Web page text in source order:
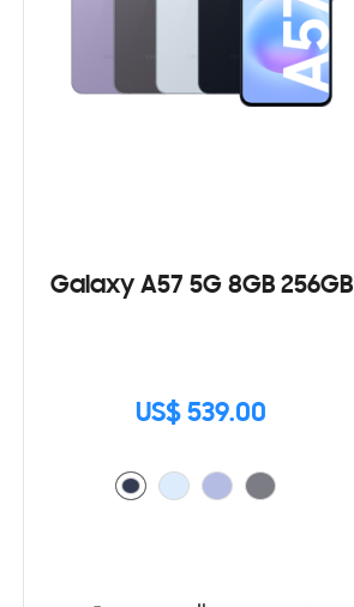
Galaxy A57 5G 8GB 256GB
US$ 539.00